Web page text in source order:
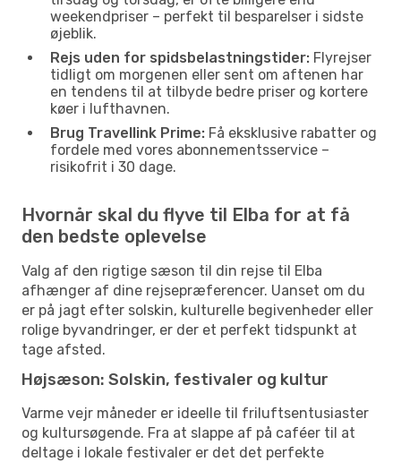
weekendpriser – perfekt til besparelser i sidste
øjeblik.
Rejs uden for spidsbelastningstider: Flyrejser
tidligt om morgenen eller sent om aftenen har
en tendens til at tilbyde bedre priser og kortere
køer i lufthavnen.
Brug Travellink Prime: Få eksklusive rabatter og
fordele med vores abonnementsservice –
risikofrit i 30 dage.
Hvornår skal du flyve til Elba for at få
den bedste oplevelse
Valg af den rigtige sæson til din rejse til Elba
afhænger af dine rejsepræferencer. Uanset om du
er på jagt efter solskin, kulturelle begivenheder eller
rolige byvandringer, er der et perfekt tidspunkt at
tage afsted.
Højsæson: Solskin, festivaler og kultur
Varme vejr måneder er ideelle til friluftsentusiaster
og kultursøgende. Fra at slappe af på caféer til at
deltage i lokale festivaler er det det perfekte